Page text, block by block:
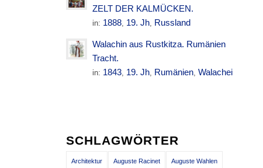
ZELT DER KALMÜCKEN.
in: 1888, 19. Jh, Russland
Walachin aus Rustkitza. Rumänien
Tracht.
in: 1843, 19. Jh, Rumänien,Walachei
SCHLAGWÖRTER
Architektur Auguste Racinet Auguste Wahlen